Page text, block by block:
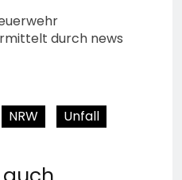
durch news
NRW Unfall